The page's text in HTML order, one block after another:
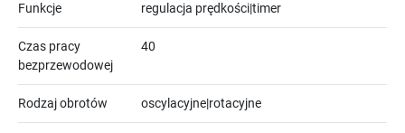
Funkcje regulacja prędkości|timer
Czas pracy
bezprzewodowej
40
Rodzaj obrotów oscylacyjne|rotacyjne